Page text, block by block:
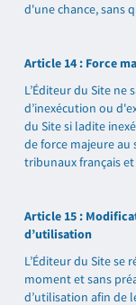
d'une chance, sans
Article 14 : Force
L’Éditeur du Site
d’inexécution ou
du Site si ladite
de force majeure au
tribunaux français
Article 15 :
d’utilisation
L’Éditeur du Site
moment et sans
d’utilisation afin de